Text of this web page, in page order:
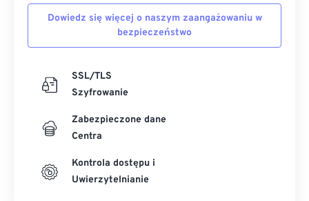
Dowiedz się więcej o naszym zaangażowaniu w
bezpieczeństwo
SSL/TLS
Szyfrowanie
Zabezpieczone dane
Centra
Kontrola dostępu i
Uwierzytelnianie